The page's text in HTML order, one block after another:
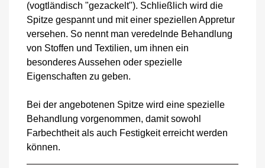
(vogtländisch "gezackelt"). Schließlich wird die
Spitze gespannt und mit einer speziellen Appretur
versehen. So nennt man veredelnde Behandlung
von Stoffen und Textilien, um ihnen ein
besonderes Aussehen oder spezielle
Eigenschaften zu geben.
Bei der angebotenen Spitze wird eine spezielle
Behandlung vorgenommen, damit sowohl
Farbechtheit als auch Festigkeit erreicht werden
können.